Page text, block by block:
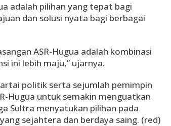
adalah pilihan yang tepat bagi
dan solusi nyata bagi berbagai
ASR-Hugua adalah kombinasi
ini lebih maju,” ujarnya.
politik serta sejumlah pemimpin
Hugua untuk semakin menguatkan
Sultra menyatukan pilihan pada
sejahtera dan berdaya saing. (red)